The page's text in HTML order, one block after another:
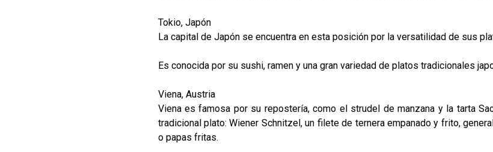
Tokio, Japón
La capital de Japón se encuentra en esta posición por la versatilidad de sus
Es conocida por su sushi, ramen y una gran variedad de platos tradicionales
Viena, Austria
Viena es famosa por su repostería, como el strudel de manzana y la tarta
tradicional plato: Wiener Schnitzel, un filete de ternera empanado y frito,
o papas fritas.